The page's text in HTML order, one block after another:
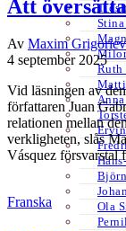
Stina
Ruth
Ola
Att
Av Maxim Grigoriev
4 september 2025
Vid läsningen av
författaren Juan
relationen mellan
verkligheten, slås
Vásquez
Franska